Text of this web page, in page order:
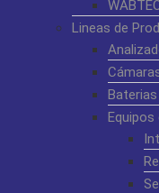
Lineas de
Baterias
Equipos